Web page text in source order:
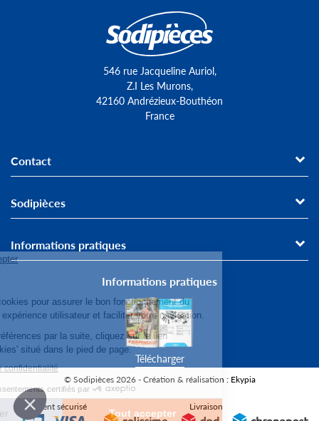
546 rue Jacqueline Auriol,
Z.I Les Murons,
42160 Andrézieux-Bouthéon
France
Contact
Sodipièces
Informations pratiques
Informations pratiques
Télécharger
© Sodipièces 2026 - Création & réalisation : Ekypia
Paiement sécurisé Livraison